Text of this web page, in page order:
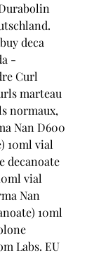
deca
-
Curl
marteau
normaux,
Nan D600
10ml vial
decanoate
vial
Nan
10ml
Labs. EU